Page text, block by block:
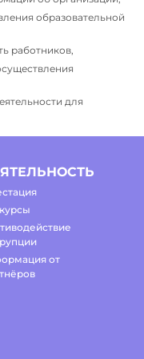
образовательной
работников,
для
от